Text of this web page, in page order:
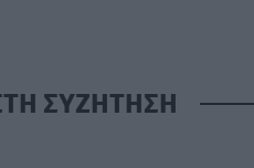
ΣΥΖΗΤΗΣΗ